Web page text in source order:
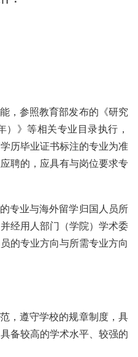
，参照教育部发布的《研究
）》等相关专业目录执行，
历毕业证书标注的专业为准
聘的，应具有与岗位要求专
专业与海外留学归国人员所
经用人部门（学院）学术委
的专业方向与所需专业方向
，遵守学校的规章制度，具
备较高的学术水平、较强的